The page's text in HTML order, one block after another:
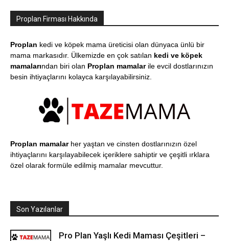
Proplan Firması Hakkında
Proplan kedi ve köpek mama üreticisi olan dünyaca ünlü bir
mama markasıdır. Ülkemizde en çok satılan kedi ve köpek
mamalarından biri olan Proplan mamalarile evcil dostlarınızın
besin ihtiyaçlarını kolayca karşılayabilirsiniz.
Proplan mamalarher yaştan ve cinsten dostlarınızın özel
ihtiyaçlarını karşılayabilecek içeriklere sahiptir ve çeşitli ırklara
özel olarak formüle edilmiş mamalar mevcuttur.
Son Yazılanlar
Pro Plan Yaşlı Kedi Maması Çeşitleri –